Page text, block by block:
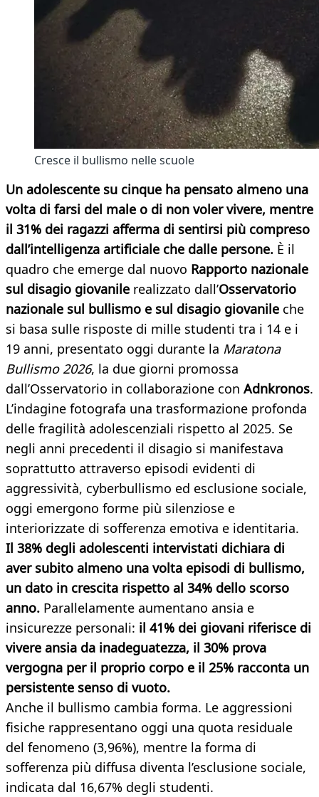
Cresce il bullismo nelle scuole
Un adolescente su cinque ha pensato almeno una
volta di farsi del male o di non voler vivere, mentre
il 31% dei ragazzi afferma di sentirsi più compreso
dall’intelligenza artificiale che dalle persone. È il
quadro che emerge dal nuovo Rapporto nazionale
sul disagio giovanile realizzato dall’Osservatorio
nazionale sul bullismo e sul disagio giovanile che
si basa sulle risposte di mille studenti tra i 14 e i
19 anni, presentato oggi durante la Maratona
Bullismo 2026, la due giorni promossa
dall’Osservatorio in collaborazione con Adnkronos.
L’indagine fotografa una trasformazione profonda
delle fragilità adolescenziali rispetto al 2025. Se
negli anni precedenti il disagio si manifestava
soprattutto attraverso episodi evidenti di
aggressività, cyberbullismo ed esclusione sociale,
oggi emergono forme più silenziose e
interiorizzate di sofferenza emotiva e identitaria.
Il 38% degli adolescenti intervistati dichiara di
aver subito almeno una volta episodi di bullismo,
un dato in crescita rispetto al 34% dello scorso
anno. Parallelamente aumentano ansia e
insicurezze personali: il 41% dei giovani riferisce di
vivere ansia da inadeguatezza, il 30% prova
vergogna per il proprio corpo e il 25% racconta un
persistente senso di vuoto.
Anche il bullismo cambia forma. Le aggressioni
fisiche rappresentano oggi una quota residuale
del fenomeno (3,96%), mentre la forma di
sofferenza più diffusa diventa l’esclusione sociale,
indicata dal 16,67% degli studenti.